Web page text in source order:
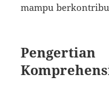
mampu